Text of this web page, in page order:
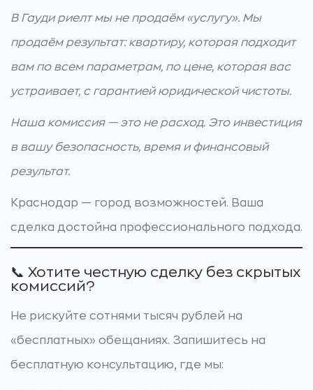
В Гауди риелт мы не продаём «услугу». Мы
продаём результат: квартиру, которая подходит
вам по всем параметрам, по цене, которая вас
устраивает, с гарантией юридической чистоты.
Наша комиссия — это не расход. Это инвестиция
в вашу безопасность, время и финансовый
результат.
Краснодар — город возможностей. Ваша
сделка достойна профессионального подхода.
📞 Хотите честную сделку без скрытых
комиссий?
Не рискуйте сотнями тысяч рублей на
«бесплатных» обещаниях. Запишитесь на
бесплатную консультацию, где мы: